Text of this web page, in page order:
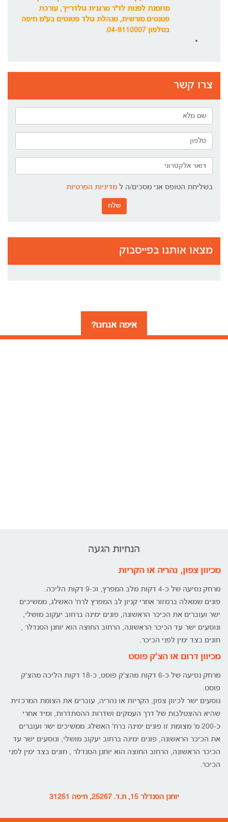
מוזמנת לפנות לד"ר מרגנית גולדרייך, עורכת
פטנטים מורשית, מנהלת גולד פטנטים בע"מ חיפה
בטלפון 04-8110007.
צרו קשר
בשליחת הטופס אני מסכים/ה ל מדיניות הפרטיות
שלח
מצאו אותנו בפייסבוק
איפה אנחנו?
הנחיות הגעה
מכיוון צפון, נהריה או הקריות
מרחק נסיעה של כ-4 דקות מלב המפרץ, וכ-9 דקות הליכה.
פונים שמאלה ברמזור אחרי קניון לב המפרץ לרח' האשלג, ממשיכים
ישר ועוברים את הכיכר הראשונה, פונים ימינה ברחוב יעקוב מושלי,
ונוסעים ישר עד הכיכר הראשונה, הרחוב החוצה הוא יוחנן הסנדלר ,
חונים בצד ימין לפני הכיכר.
מכיוון דרום או הצ'ק פוסט
מרחק נסיעה של כ-6 דקות מהצ'ק פוסט, כ-18 דקות הליכה מהצ'ק
פוסט.
נוסעים ישר לכיוון צפון, הקריות או נהריה, עוברים את הצומת המרכזית
שהיא ההצטלבות של דרך העמקים ושדרות ההסתדרות, ומיד אחרי
כ-200 מ' מצומת זו פונים ימינה ברח' האשלג. ממשיכים ישר ועוברים
את הכיכר הראשונה, פונים ימינה ברחוב יעקוב מושלי, ונוסעים ישר עד
הכיכר הראשונה, הרחוב החוצה הוא יוחנן הסנדלר , חונים בצד ימין לפני
הכיכר.
יוחנן הסנדלר 15, ת.ד. 25267, חיפה 31251